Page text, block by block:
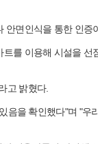
안면인식을 통한 인증
를 이용해 시설을
고 밝혔다.
을 확인했다"며 "우